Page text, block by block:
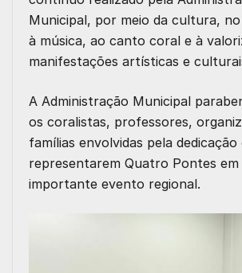
Municipal, por meio da cultura,
à música, ao canto coral e à
manifestações artísticas e
A Administração Municipal
os coralistas, professores,
famílias envolvidas pela
representarem Quatro Pontes em
importante evento regional.